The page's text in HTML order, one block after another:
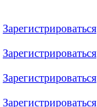
Зарегистрироваться
Зарегистрироваться
Зарегистрироваться
Зарегистрироваться